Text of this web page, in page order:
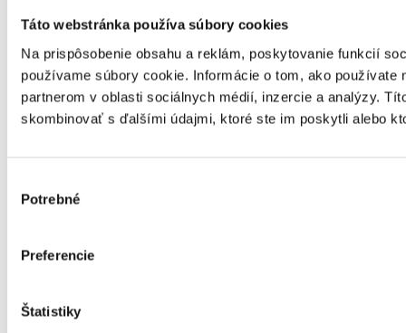
Táto webstránka používa súbory cookies
Na prispôsobenie obsahu a reklám, poskytovanie funkcií
používame súbory cookie. Informácie o tom, ako používate
partnerom v oblasti sociálnych médií, inzercie a analýzy.
skombinovať s ďalšími údajmi, ktoré ste im poskytli alebo
súhlasu
Potrebné
Preferencie
Štatistiky
Szabadidős tevékenységek idősek számára
Ápolási intézmény
Speciális berendezések
Rehabilitációs központ
Szociális szolgáltatások a nappali központban
Napközi otthon
Pénzügyi hozzájárulások
Temetési támogatás